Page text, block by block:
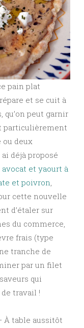
pain plat
et se cuit à
peut garnir
particulièrement
ou deux
déjà proposé
et yaourt à
et poivron,
cette nouvelle
d’étaler sur
du commerce,
frais (type
tranche de
par un filet
qui
travail !
À table aussitôt